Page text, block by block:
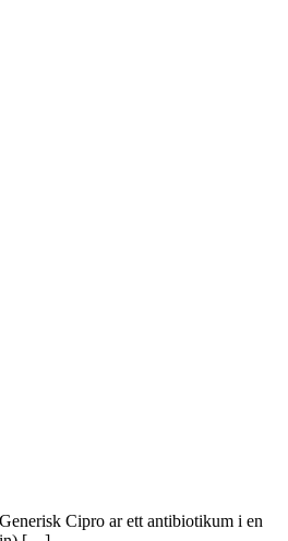
Cipro ar ett antibiotikum i en